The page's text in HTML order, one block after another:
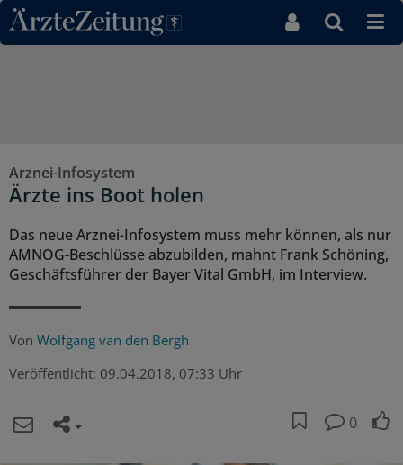
Direkt zum Inhaltsbereich
Arznei-Infosystem
Ärzte ins Boot holen
Das neue Arznei-Infosystem muss mehr können, als nur
AMNOG-Beschlüsse abzubilden, mahnt Frank Schöning,
Geschäftsführer der Bayer Vital GmbH, im Interview.
Von Wolfgang van den Bergh
Veröffentlicht: 09.04.2018, 07:33 Uhr
0